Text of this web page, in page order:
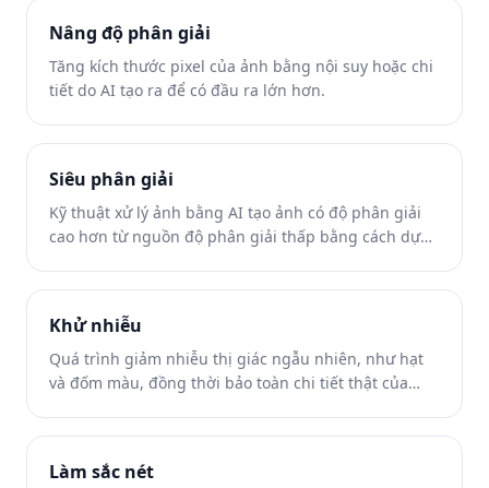
Nâng độ phân giải
Tăng kích thước pixel của ảnh bằng nội suy hoặc chi
tiết do AI tạo ra để có đầu ra lớn hơn.
Siêu phân giải
Kỹ thuật xử lý ảnh bằng AI tạo ảnh có độ phân giải
cao hơn từ nguồn độ phân giải thấp bằng cách dự
Khử nhiễu
Quá trình giảm nhiễu thị giác ngẫu nhiên, như hạt
và đốm màu, đồng thời bảo toàn chi tiết thật của
Làm sắc nét